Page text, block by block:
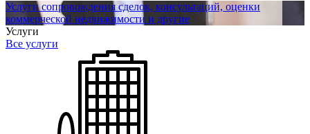
Услуги сопровождения сделок, консультаций, оценки
коммерческой недвижимости и другие
Услуги
Все услуги